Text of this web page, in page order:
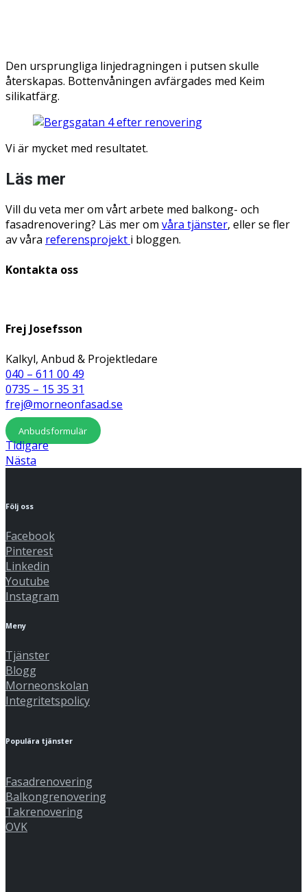
Den ursprungliga linjedragningen i putsen skulle
återskapas. Bottenvåningen avfärgades med Keim
silikatfärg.
Vi är mycket med resultatet.
Läs mer
Vill du veta mer om vårt arbete med balkong- och
fasadrenovering? Läs mer om våra tjänster, eller se fler
av våra referensprojekt i bloggen.
Kontakta oss
Frej Josefsson
Kalkyl, Anbud & Projektledare
040 – 611 00 49
0735 – 15 35 31
frej@morneonfasad.se
Anbudsformulär
Tidigare
Nästa
Följ oss
Facebook
Pinterest
Linkedin
Youtube
Instagram
Meny
Tjänster
Blogg
Morneonskolan
Integritetspolicy
Populära tjänster
Fasadrenovering
Balkongrenovering
Takrenovering
OVK